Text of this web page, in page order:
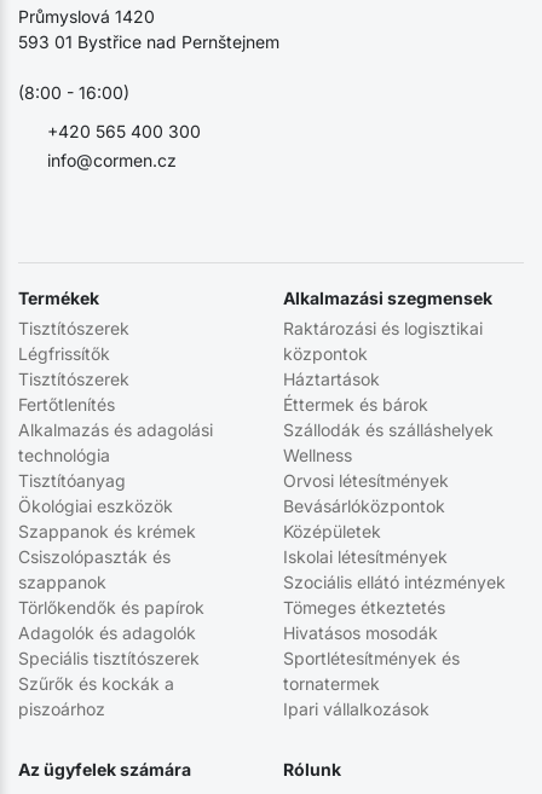
info@cormen.cz
+420 565 400 300
Průmyslová 1420
593 01 Bystřice nad Pernštejnem
(8:00 - 16:00)
Termékek
Tisztítószerek
Légfrissítők
Tisztítószerek
Fertőtlenítés
Alkalmazás és adagolási
technológia
Tisztítóanyag
Ökológiai eszközök
Szappanok és krémek
Csiszolópaszták és
szappanok
Törlőkendők és papírok
Adagolók és adagolók
Speciális tisztítószerek
Szűrők és kockák a
piszoárhoz
Alkalmazási szegmensek
Raktározási és logisztikai
központok
Háztartások
Éttermek és bárok
Szállodák és szálláshelyek
Wellness
Orvosi létesítmények
Bevásárlóközpontok
Középületek
Iskolai létesítmények
Szociális ellátó intézmények
Tömeges étkeztetés
Hivatásos mosodák
Sportlétesítmények és
tornatermek
Ipari vállalkozások
Az ügyfelek számára
Rólunk